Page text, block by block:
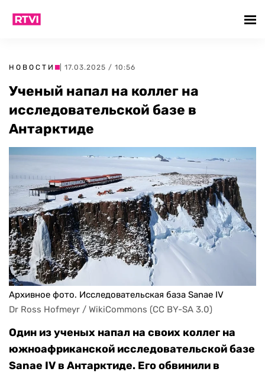
НОВОСТИ | 17.03.2025 / 10:56
Ученый напал на коллег на
исследовательской базе в
Антарктиде
Архивное фото. Исследовательская база Sanae IV
Dr Ross Hofmeyr / WikiCommons (CC BY-SA 3.0)
Один из ученых напал на своих коллег на
южноафриканской исследовательской базе
Sanae IV в Антарктиде. Его обвинили в